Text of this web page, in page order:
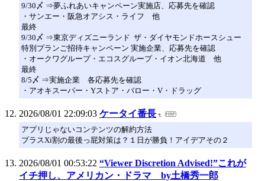
9/30〆 ⇒夢ふれあいキャンペーン実施店、応募先を確認
・サンエー・阪急オアシス・ライフ 他
最終
9/30〆 ⇒東京ディズニーランド ザ・ダイヤモンドホースシュー
特別プランご招待キャンペーン 実施企業、応募先を確認
・オークワグループ・エコスグループ・イオン北海道 他
最終
8/5〆 ⇒実施企業 各応募先を確認
・アオキスーパー・Yストア・バロー・V・ドラッグ
2026/08/01 22:09:03 ケータイ番長
アプリじゃないコンテンツの解約方法
プラスXi割の最後っ屁対策は？１日が勝負！アイデアその２
2026/08/01 00:53:22 “Viewer Discretion Advised!”これが
イチ押し、アメリカン・ドラマ by土橋秀一郎